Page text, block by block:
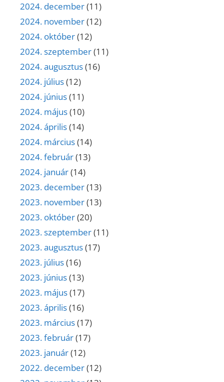
2024. december(11)
2024. november(12)
2024. október(12)
2024. szeptember(11)
2024. augusztus(16)
2024. július(12)
2024. június(11)
2024. május(10)
2024. április(14)
2024. március(14)
2024. február(13)
2024. január(14)
2023. december(13)
2023. november(13)
2023. október(20)
2023. szeptember(11)
2023. augusztus(17)
2023. július(16)
2023. június(13)
2023. május(17)
2023. április(16)
2023. március(17)
2023. február(17)
2023. január(12)
2022. december(12)